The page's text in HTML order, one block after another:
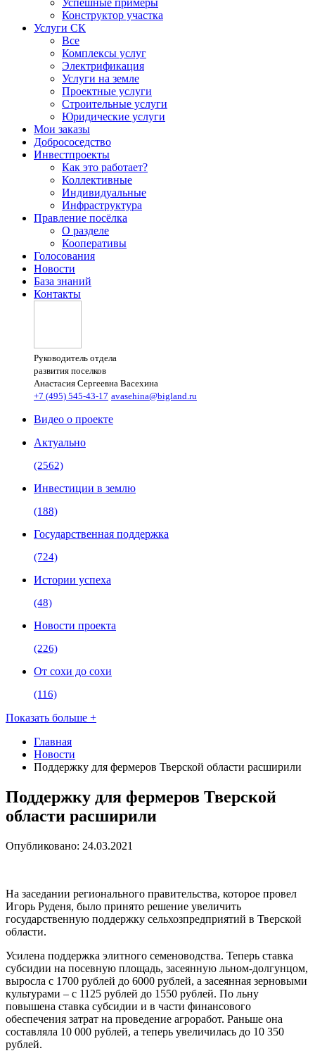
Успешные примеры
Конструктор участка
Услуги СК
Все
Комплексы услуг
Электрификация
Услуги на земле
Проектные услуги
Строительные услуги
Юридические услуги
Мои заказы
Добрососедство
Инвестпроекты
Как это работает?
Коллективные
Индивидуальные
Инфраструктура
Правление посёлка
О разделе
Кооперативы
Голосования
Новости
База знаний
Контакты
Руководитель отдела
развития поселков
Анастасия Сергеевна Васехина
+7 (495) 545-43-17 avasehina@bigland.ru
Видео о проекте
Актуально
(2562)
Инвестиции в землю
(188)
Государственная поддержка
(724)
Истории успеха
(48)
Новости проекта
(226)
От сохи до сохи
(116)
Показать больше +
Главная
Новости
Поддержку для фермеров Тверской области расширили
Поддержку для фермеров Тверской
области расширили
Опубликовано: 24.03.2021
На заседании регионального правительства, которое провел
Игорь Руденя, было принято решение увеличить
государственную поддержку сельхозпредприятий в Тверской
области.
Усилена поддержка элитного семеноводства. Теперь ставка
субсидии на посевную площадь, засеянную льном-долгунцом,
выросла с 1700 рублей до 6000 рублей, а засеянная зерновыми
культурами – с 1125 рублей до 1550 рублей. По льну
повышена ставка субсидии и в части финансового
обеспечения затрат на проведение агроработ. Раньше она
составляла 10 000 рублей, а теперь увеличилась до 10 350
рублей.